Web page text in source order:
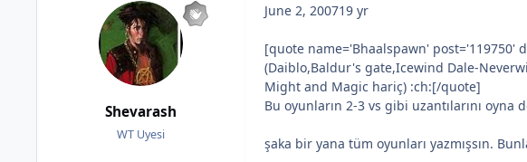
Shevarash
WT Uyesi
June 2, 200719 yr
[quote name='Bhaalspawn' post='119750'
(Daiblo,Baldur's gate,Icewind Dale-
Might and Magic hariç) :ch:[/quote]
Bu oyunların 2-3 vs gibi uzantılarını oyna
şaka bir yana tüm oyunları yazmışsın.